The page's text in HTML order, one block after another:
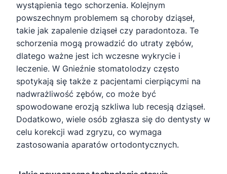
wystąpienia tego schorzenia. Kolejnym
powszechnym problemem są choroby dziąseł,
takie jak zapalenie dziąseł czy paradontoza. Te
schorzenia mogą prowadzić do utraty zębów,
dlatego ważne jest ich wczesne wykrycie i
leczenie. W Gnieźnie stomatolodzy często
spotykają się także z pacjentami cierpiącymi na
nadwrażliwość zębów, co może być
spowodowane erozją szkliwa lub recesją dziąseł.
Dodatkowo, wiele osób zgłasza się do dentysty w
celu korekcji wad zgryzu, co wymaga
zastosowania aparatów ortodontycznych.